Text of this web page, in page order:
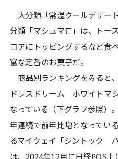
大分類「常温クールデザー
分類「マシュマロ」は、トー
コアにトッピングするなど食
富な定番のお菓子だ。
商品別ランキングをみると
ドレスドリーム ホワイトマ
なっている（下グラフ参照）
年連続で前年比増となってい
るマイウェイ「ジントック
は、2024年12月に日経POS